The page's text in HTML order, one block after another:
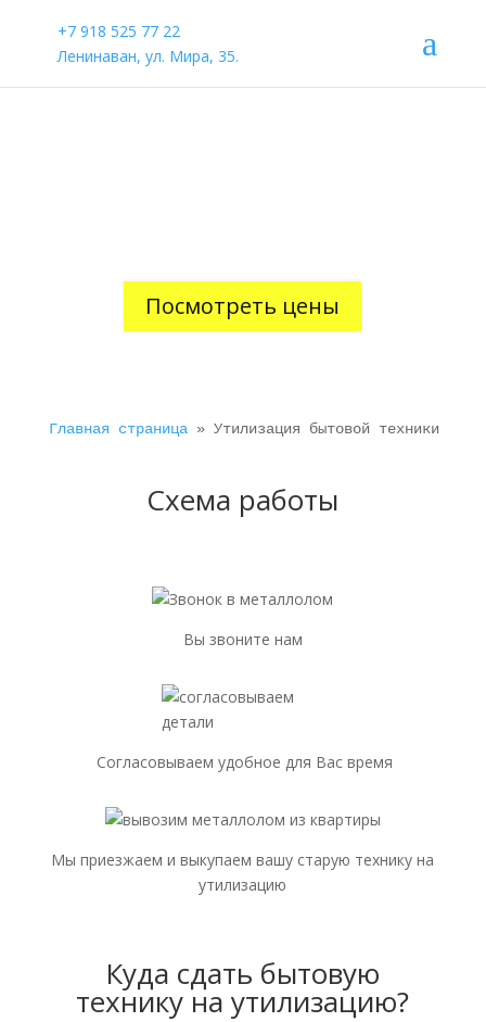
+7 918 525 77 22
Ленинаван, ул. Мира, 35.
Посмотреть цены
Главная страница » Утилизация бытовой техники
Схема работы
Вы звоните нам
Согласовываем удобное для Вас время
Мы приезжаем и выкупаем вашу старую технику на
утилизацию
Куда сдать бытовую
технику на утилизацию?